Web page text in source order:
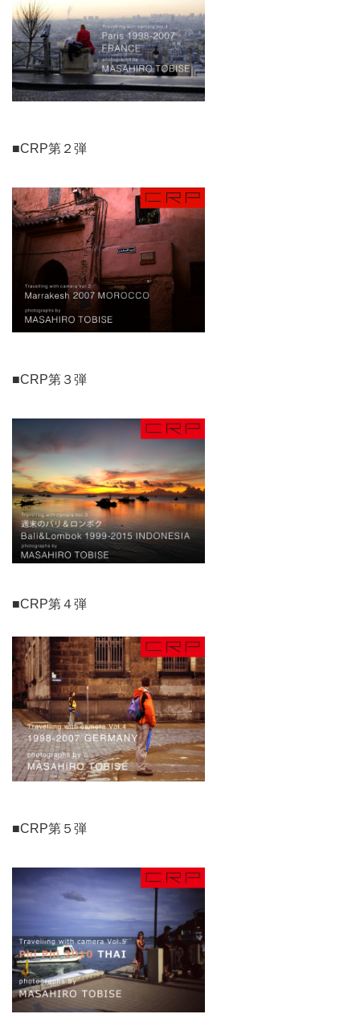
■CRP第２弾
■CRP第３弾
■CRP第４弾
■CRP第５弾